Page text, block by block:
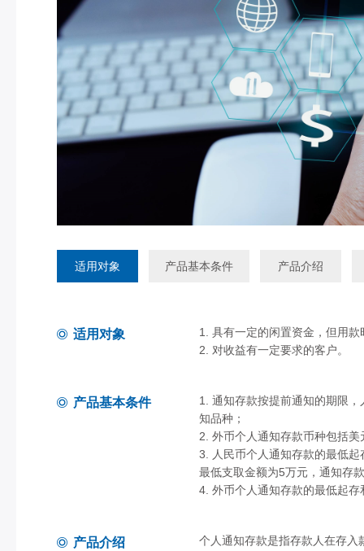
适用对象 产品基本条件 产品介绍
适用对象
1. 具有一定的闲置资金，但用
2. 对收益有一定要求的客户。
产品基本条件
1. 通知存款按提前通知的期限
知品种；
2. 外币个人通知存款币种包括美
3. 人民币个人通知存款的最低
最低支取金额为5万元，通知存
4. 外币个人通知存款的最低起
产品介绍
个人通知存款是指存款人在存入